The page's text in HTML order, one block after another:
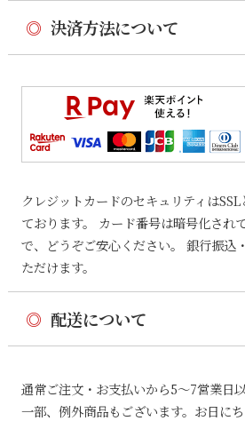
◎ 決済方法について
クレジットカードのセキュリティは
ております。 カード番号は暗号化され
で、どうぞご安心ください。 銀行振込
ただけます。
◎ 配送について
通常ご注文・お支払いから5〜7営業日
一部、例外商品もございます。お日に